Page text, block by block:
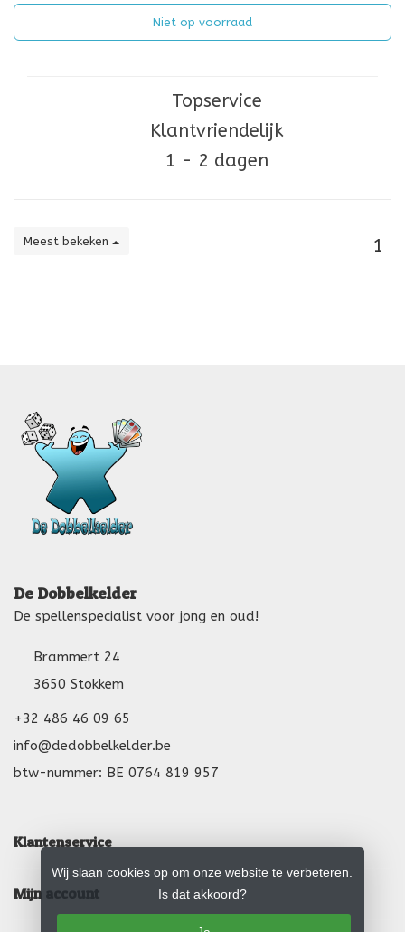
Niet op voorraad
Topservice
Klantvriendelijk
1 - 2 dagen
Meest bekeken 1
De Dobbelkelder
De spellenspecialist voor jong en oud!
Brammert 24
3650 Stokkem
+32 486 46 09 65
info@dedobbelkelder.be
btw-nummer: BE 0764 819 957
Klantenservice
Mijn account
Wij slaan cookies op om onze website te verbeteren.
Is dat akkoord?